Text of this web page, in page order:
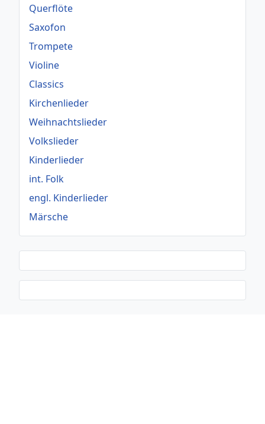
Querflöte
Saxofon
Trompete
Violine
Classics
Kirchenlieder
Weihnachtslieder
Volkslieder
Kinderlieder
int. Folk
engl. Kinderlieder
Märsche